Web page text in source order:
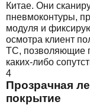
Китае. Они
пневмоконтуры,
модуля и
осмотра клиент
ТС, позволяющие
каких-либо
4
Прозрачная
покрытие